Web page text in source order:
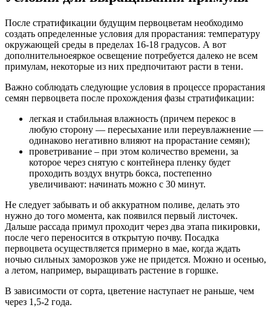
После стратификации будущим первоцветам необходимо
создать определенные условия для прорастания: температуру
окружающей среды в пределах 16-18 градусов. А вот
дополнительноеяркое освещение потребуется далеко не всем
примулам, некоторые из них предпочитают расти в тени.
Важно соблюдать следующие условия в процессе прорастания
семян первоцвета после прохождения фазы стратификации:
легкая и стабильная влажность (причем перекос в
любую сторону — пересыхание или переувлажнение —
одинаково негативно влияют на прорастание семян);
проветривание – при этом количество времени, за
которое через снятую с контейнера пленку будет
проходить воздух внутрь бокса, постепенно
увеличивают: начинать можно с 30 минут.
Не следует забывать и об аккуратном поливе, делать это
нужно до того момента, как появился первый листочек.
Дальше рассада примул проходит через два этапа пикировки,
после чего переносится в открытую почву. Посадка
первоцвета осуществляется примерно в мае, когда ждать
ночью сильных заморозков уже не придется. Можно и осенью,
а летом, например, выращивать растение в горшке.
В зависимости от сорта, цветение наступает не раньше, чем
через 1,5-2 года.